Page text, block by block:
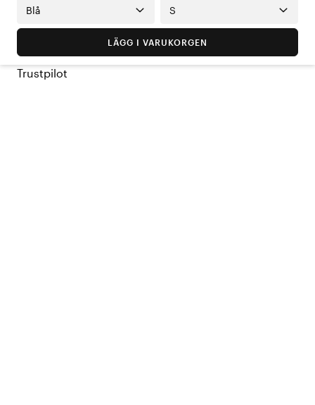
Blå S
LÄGG I VARUKORGEN
Trustpilot